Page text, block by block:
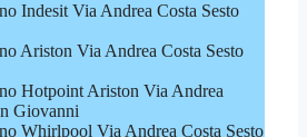
Indesit Via Andrea Costa Sesto
Ariston Via Andrea Costa Sesto
Hotpoint Ariston Via Andrea
Giovanni
Whirlpool Via Andrea Costa Sesto